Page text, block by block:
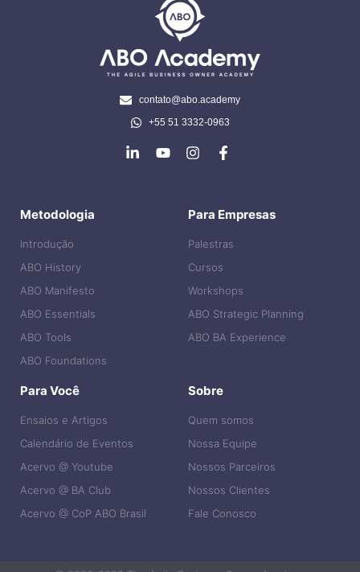
contato@abo.academy
+55 51 3332-0963
Metodologia
Introdução
ABO History
ABO Manifesto
ABO Essentials
ABO Tools
ABO Foundations
Para Empresas
Palestras
Cursos
Workshops
ABO Strategic Planning
ABO BA Experience
Para Você
Ensaios e Artigos
Calendário de Eventos
Acervo @ Youtube
Acervo @ BA Club
Acervo @ CoP ABO Brasil
Sobre
Quem somos
Nossa Equipe
Nossos Parceiros
Nossos Clientes
Fale Conosco